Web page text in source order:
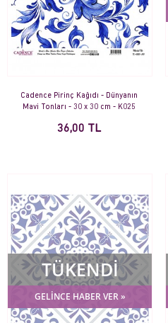
Cadence Pirinç Kağıdı - Dünyanın
Mavi Tonları - 30 x 30 cm - K025
36,00 TL
TÜKENDİ
GELİNCE HABER VER »